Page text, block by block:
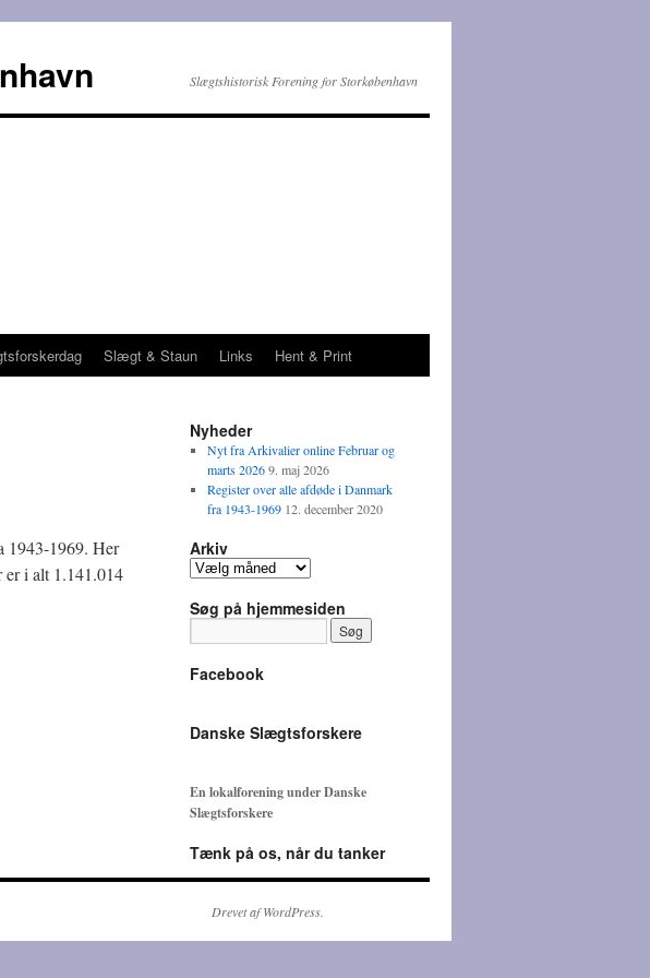
Slægtshistorisk Forening for Storkøbenhavn
Slægt & Staun Links Hent & Print
1943-1969. Her
er i alt 1.141.014
Nyheder
Nyt fra Arkivalier online Februar og
marts 2026 9. maj 2026
Register over alle afdøde i Danmark
fra 1943-1969 12. december 2020
Arkiv
A
k
v
Søg på hjemmesiden
Facebook
Danske Slægtsforskere
En lokalforening under Danske
Slægtsforskere
Tænk på os, når du tanker
Drevet af WordPress.